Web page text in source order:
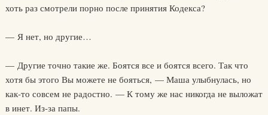
хоть раз смотрели порно после принятия Кодекса?
— Я нет, но другие…
— Другие точно такие же. Боятся все и боятся всего. Так что
хотя бы этого Вы можете не бояться, — Маша улыбнулась, но
как-то совсем не радостно. — К тому же нас никогда не выложат
в инет. Из-за папы.